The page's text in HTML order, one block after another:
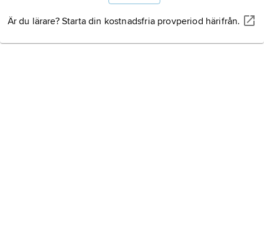
Är du lärare? Starta din kostnadsfria provperiod härifrån.